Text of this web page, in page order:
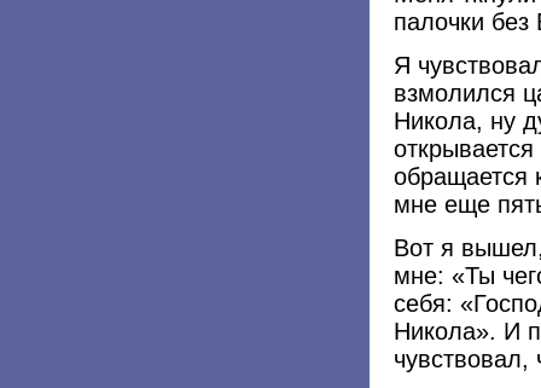
палочки без
Я
взмолился
Никола, ну
обращается
мне еще
Вот я
мне: «Ты
себя:
Никола». И
чувствовал,